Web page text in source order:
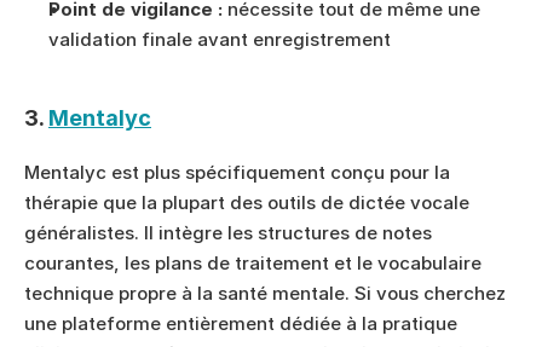
Point de vigilance : nécessite tout de même une
validation finale avant enregistrement
3. Mentalyc
Mentalyc est plus spécifiquement conçu pour la
thérapie que la plupart des outils de dictée vocale
généralistes. Il intègre les structures de notes
courantes, les plans de traitement et le vocabulaire
technique propre à la santé mentale. Si vous cherchez
une plateforme entièrement dédiée à la pratique